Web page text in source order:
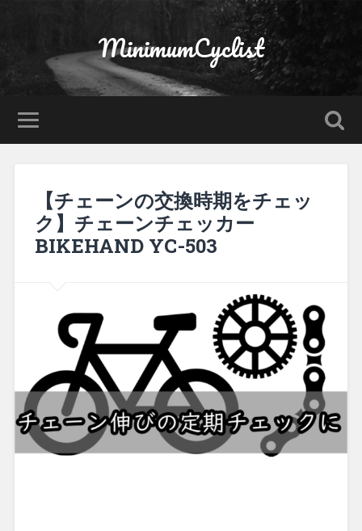
MinimumCyclist
【チェーンの交換時期をチェッ
ク】チェーンチェッカー
BIKEHAND YC-503